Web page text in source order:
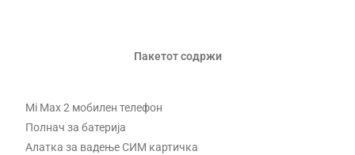
Пакетот содржи
Mi Max 2 мобилен телефон
Полнач за батерија
Алатка за вадење СИМ картичка